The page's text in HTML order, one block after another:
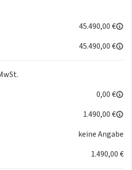
Begrenzeranlage)
Digital 12.3 Zoll
45.490,00 €
45.490,00 €
0,00 €
1.490,00 €
keine Angabe
1.490,00 €